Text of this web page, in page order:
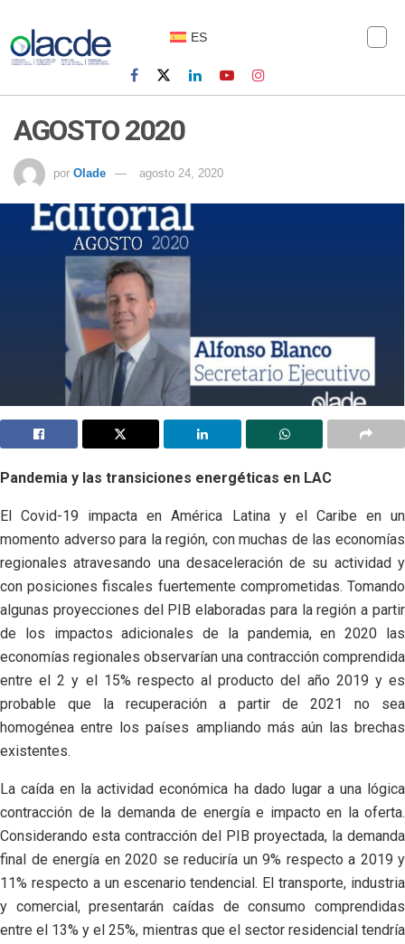
ES
AGOSTO 2020
por Olade agosto 24, 2020
Pandemia y las transiciones energéticas en LAC
El Covid-19 impacta en América Latina y el Caribe en un
momento adverso para la región, con muchas de las economías
regionales atravesando una desaceleración de su actividad y
con posiciones fiscales fuertemente comprometidas. Tomando
algunas proyecciones del PIB elaboradas para la región a partir
de los impactos adicionales de la pandemia, en 2020 las
economías regionales observarían una contracción comprendida
entre el 2 y el 15% respecto al producto del año 2019 y es
probable que la recuperación a partir de 2021 no sea
homogénea entre los países ampliando más aún las brechas
existentes.
La caída en la actividad económica ha dado lugar a una lógica
contracción de la demanda de energía e impacto en la oferta.
Considerando esta contracción del PIB proyectada, la demanda
final de energía en 2020 se reduciría un 9% respecto a 2019 y
11% respecto a un escenario tendencial. El transporte, industria
y comercial, presentarán caídas de consumo comprendidas
entre el 13% y el 25%, mientras que el sector residencial tendría